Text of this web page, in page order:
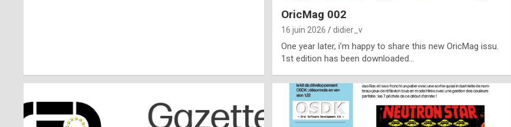
OricMag 002
16 juin 2026 didier_v
One year later, i’m happy to share this new OricMag issu.
1st edition has been downloaded…